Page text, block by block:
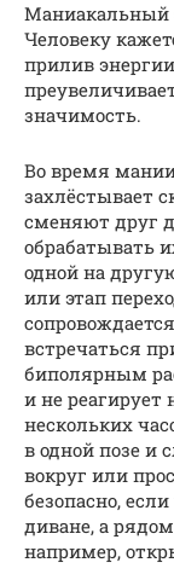
Маниакальный
Человеку
прилив
значимость.
Во время
захлёстывает
сменяют друг
обрабатывать
одной на
или этап
встречаться
биполярным
и не реагирует
нескольких
в одной позе и
вокруг или
безопасно,
диване, а
например,